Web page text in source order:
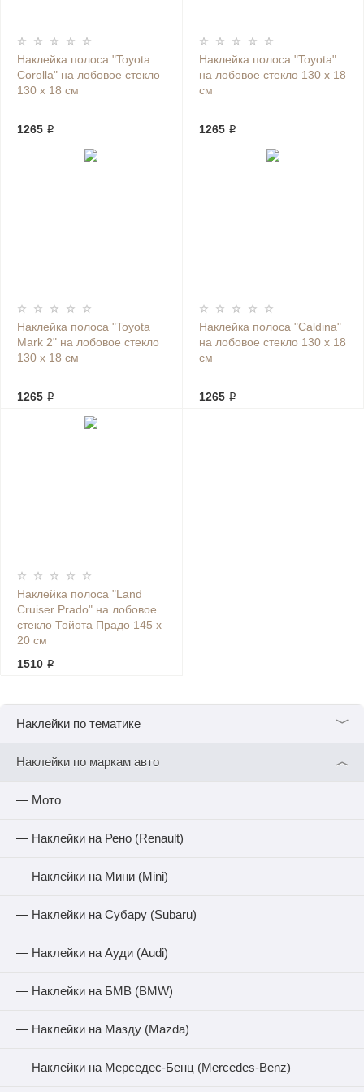
Наклейка полоса "Toyota
Corolla" на лобовое стекло
130 х 18 см
1265 ₽
Наклейка полоса "Toyota"
на лобовое стекло 130 х 18
см
1265 ₽
Наклейка полоса "Toyota
Mark 2" на лобовое стекло
130 х 18 см
1265 ₽
Наклейка полоса "Caldina"
на лобовое стекло 130 х 18
см
1265 ₽
Наклейка полоса "Land
Cruiser Prado" на лобовое
стекло Тойота Прадо 145 х
20 см
1510 ₽
Наклейки по тематике ﹀
Наклейки по маркам авто ︿
— Мото
— Наклейки на Рено (Renault)
— Наклейки на Мини (Mini)
— Наклейки на Субару (Subaru)
— Наклейки на Ауди (Audi)
— Наклейки на БМВ (BMW)
— Наклейки на Мазду (Mazda)
— Наклейки на Мерседес-Бенц (Mercedes-Benz)